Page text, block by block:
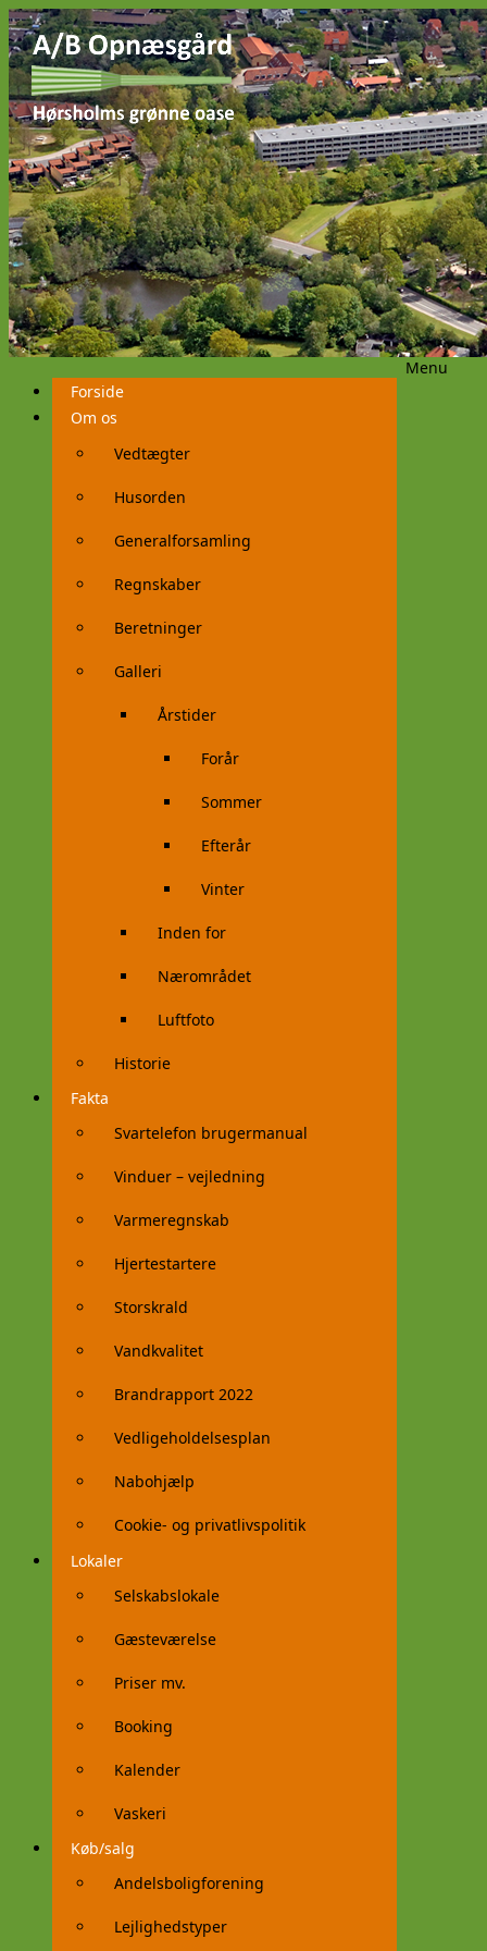
Menu
Videre
til
indhold
Forside
Om os
Vedtægter
Husorden
Generalforsamling
Regnskaber
Beretninger
Galleri
Årstider
Forår
Sommer
Efterår
Vinter
Inden for
Nærområdet
Luftfoto
Historie
Fakta
Svartelefon brugermanual
Vinduer – vejledning
Varmeregnskab
Hjertestartere
Storskrald
Vandkvalitet
Brandrapport 2022
Vedligeholdelsesplan
Nabohjælp
Cookie- og privatlivspolitik
Lokaler
Selskabslokale
Gæsteværelse
Priser mv.
Booking
Kalender
Vaskeri
Køb/salg
Andelsboligforening
Lejlighedstyper